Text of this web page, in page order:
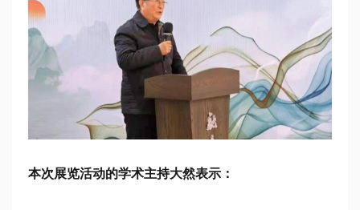
本次展览活动的学术主持大然表示：